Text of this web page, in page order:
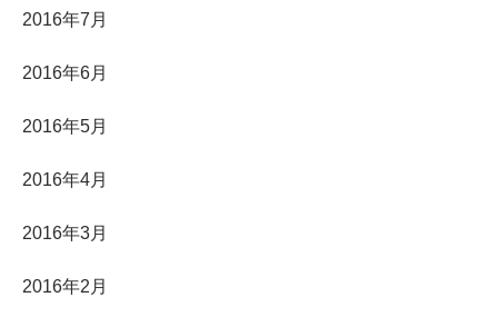
2016年7月
2016年6月
2016年5月
2016年4月
2016年3月
2016年2月